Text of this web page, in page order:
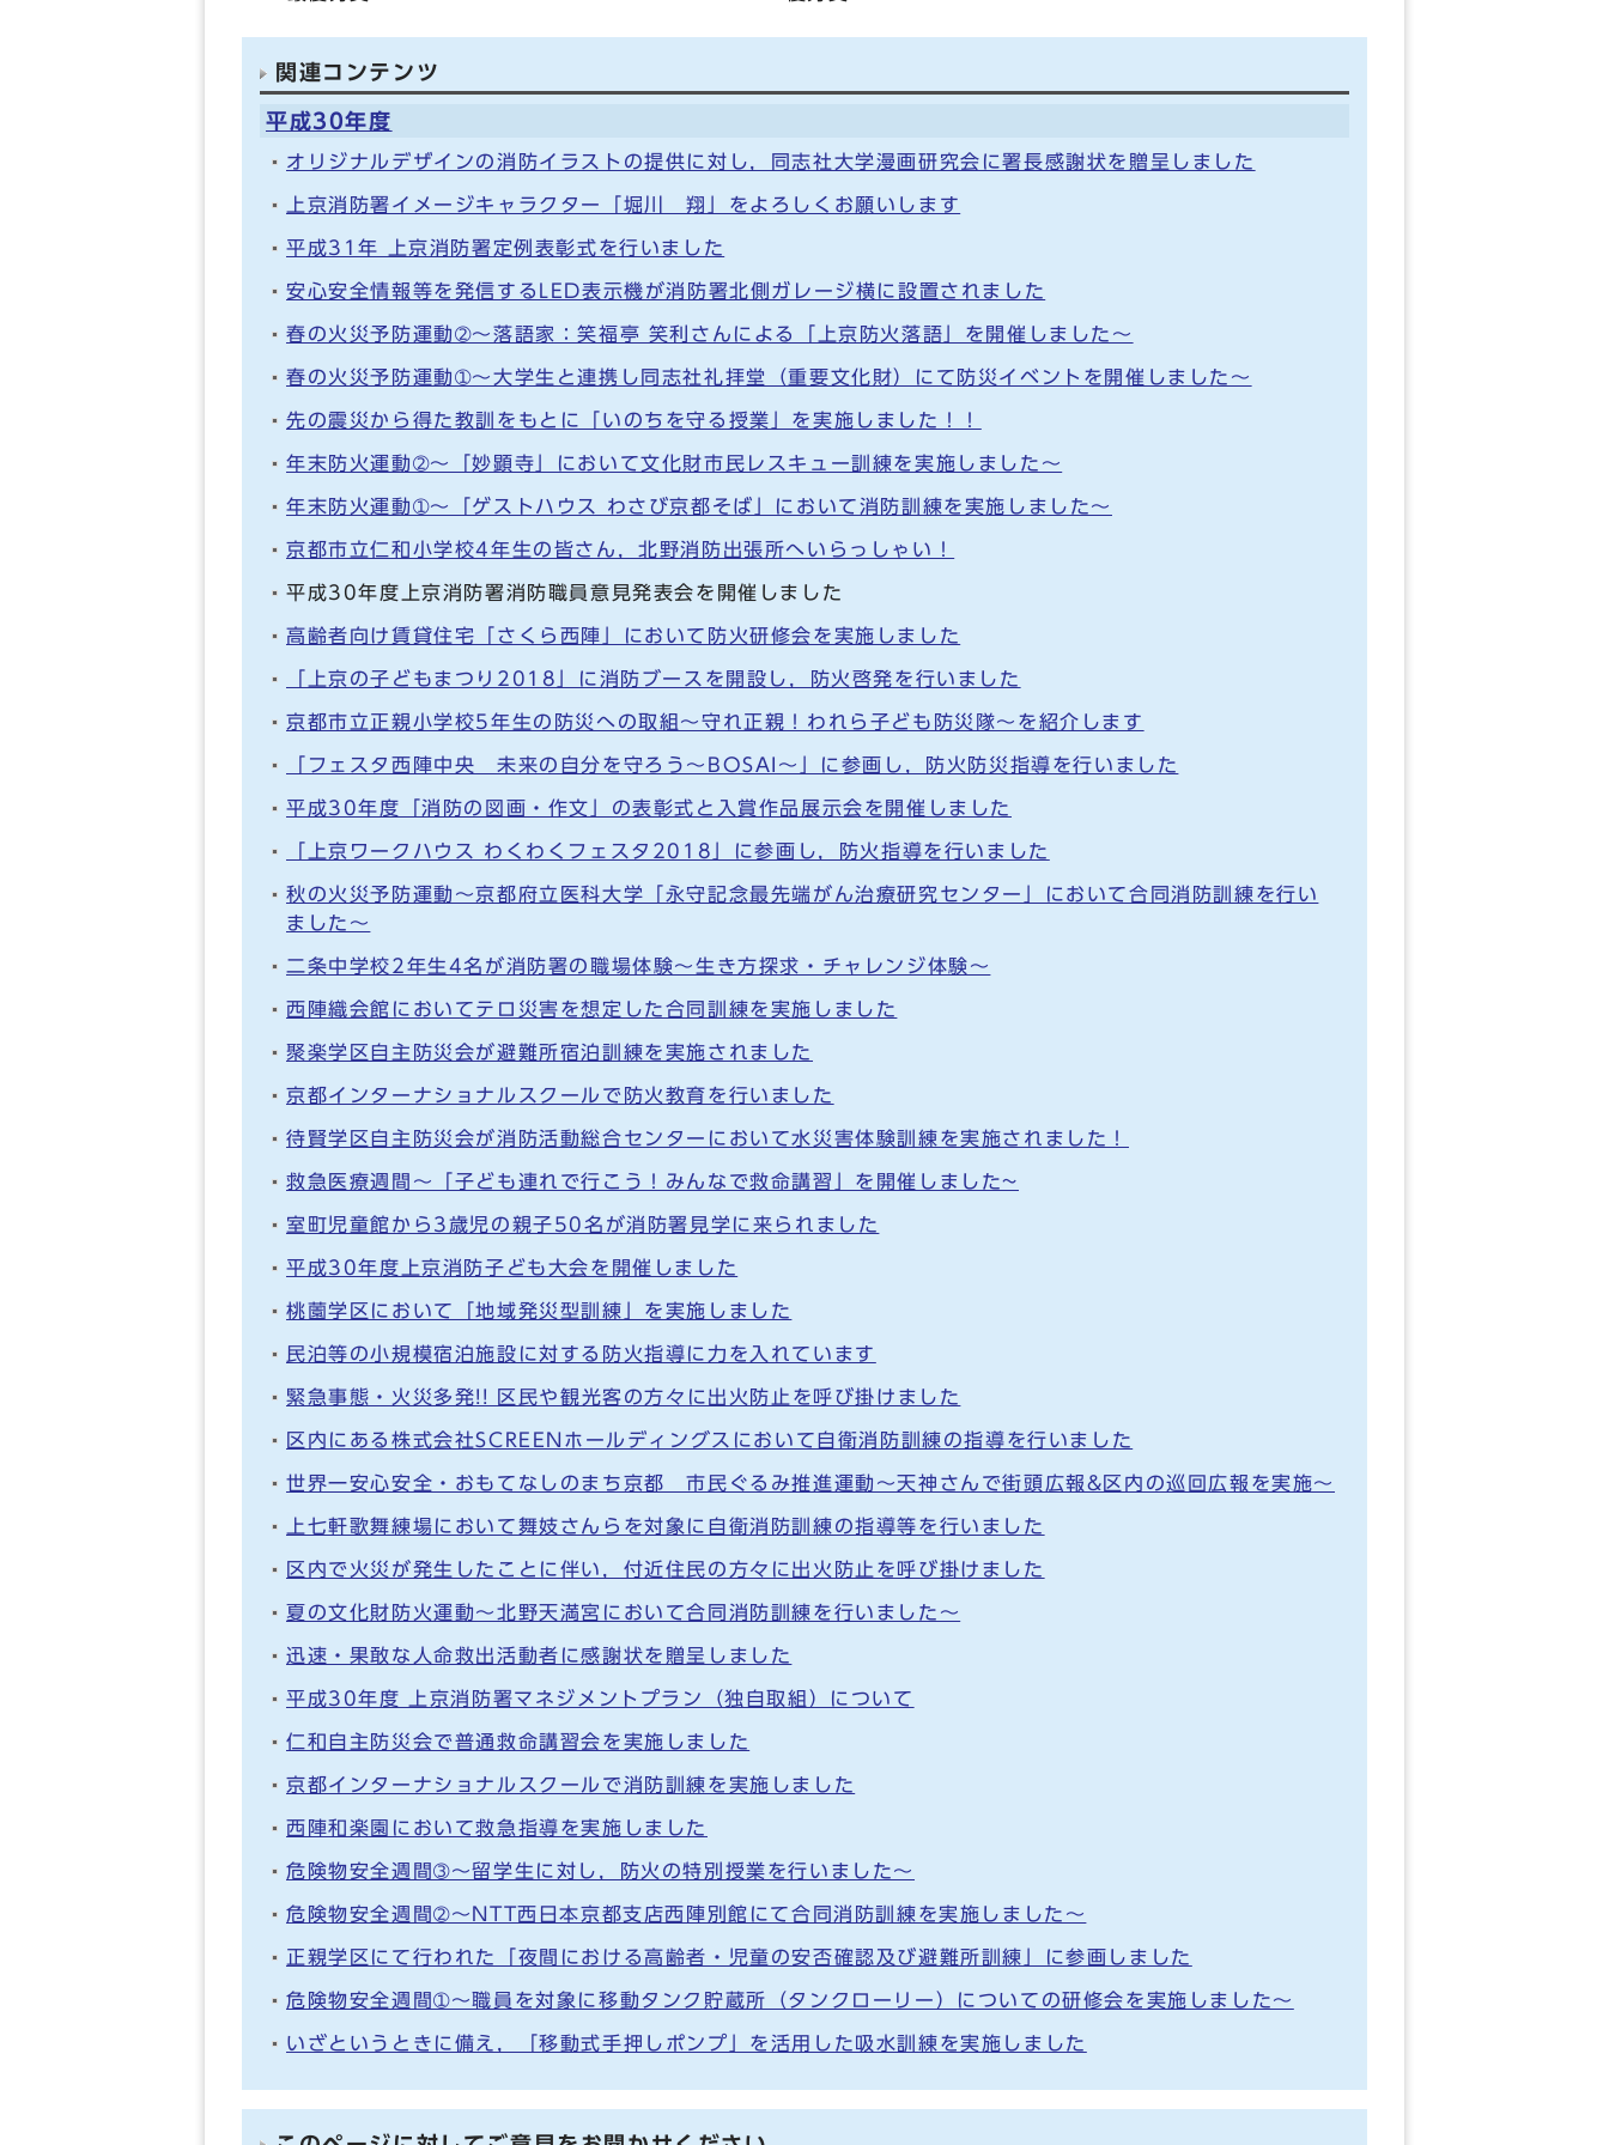
関連コンテンツ
平成30年度
オリジナルデザインの消防イラストの提供に対し，同志社大学漫画研究会に署長感謝状を贈呈しました
上京消防署イメージキャラクター「堀川 翔」をよろしくお願いします
平成31年 上京消防署定例表彰式を行いました
安心安全情報等を発信するLED表示機が消防署北側ガレージ横に設置されました
春の火災予防運動➁～落語家：笑福亭 笑利さんによる「上京防火落語」を開催しました～
春の火災予防運動➀～大学生と連携し同志社礼拝堂（重要文化財）にて防災イベントを開催しました～
先の震災から得た教訓をもとに「いのちを守る授業」を実施しました！！
年末防火運動➁～「妙顕寺」において文化財市民レスキュー訓練を実施しました～
年末防火運動➀～「ゲストハウス わさび京都そば」において消防訓練を実施しました～
京都市立仁和小学校4年生の皆さん，北野消防出張所へいらっしゃい！
平成30年度上京消防署消防職員意見発表会を開催しました
高齢者向け賃貸住宅「さくら西陣」において防火研修会を実施しました
「上京の子どもまつり2018」に消防ブースを開設し，防火啓発を行いました
京都市立正親小学校5年生の防災への取組～守れ正親！われら子ども防災隊～を紹介します
「フェスタ西陣中央 未来の自分を守ろう～BOSAI～」に参画し，防火防災指導を行いました
平成30年度「消防の図画・作文」の表彰式と入賞作品展示会を開催しました
「上京ワークハウス わくわくフェスタ2018」に参画し，防火指導を行いました
秋の火災予防運動～京都府立医科大学「永守記念最先端がん治療研究センター」において合同消防訓練を行い
ました～
二条中学校2年生4名が消防署の職場体験～生き方探求・チャレンジ体験～
西陣織会館においてテロ災害を想定した合同訓練を実施しました
聚楽学区自主防災会が避難所宿泊訓練を実施されました
京都インターナショナルスクールで防火教育を行いました
待賢学区自主防災会が消防活動総合センターにおいて水災害体験訓練を実施されました！
救急医療週間～「子ども連れで行こう！みんなで救命講習」を開催しました~
室町児童館から3歳児の親子50名が消防署見学に来られました
平成30年度上京消防子ども大会を開催しました
桃薗学区において「地域発災型訓練」を実施しました
民泊等の小規模宿泊施設に対する防火指導に力を入れています
緊急事態・火災多発!! 区民や観光客の方々に出火防止を呼び掛けました
区内にある株式会社SCREENホールディングスにおいて自衛消防訓練の指導を行いました
世界一安心安全・おもてなしのまち京都 市民ぐるみ推進運動～天神さんで街頭広報&区内の巡回広報を実施～
上七軒歌舞練場において舞妓さんらを対象に自衛消防訓練の指導等を行いました
区内で火災が発生したことに伴い，付近住民の方々に出火防止を呼び掛けました
夏の文化財防火運動～北野天満宮において合同消防訓練を行いました～
迅速・果敢な人命救出活動者に感謝状を贈呈しました
平成30年度 上京消防署マネジメントプラン（独自取組）について
仁和自主防災会で普通救命講習会を実施しました
京都インターナショナルスクールで消防訓練を実施しました
西陣和楽園において救急指導を実施しました
危険物安全週間➂～留学生に対し，防火の特別授業を行いました～
危険物安全週間➁～NTT西日本京都支店西陣別館にて合同消防訓練を実施しました～
正親学区にて行われた「夜間における高齢者・児童の安否確認及び避難所訓練」に参画しました
危険物安全週間➀～職員を対象に移動タンク貯蔵所（タンクローリー）についての研修会を実施しました～
いざというときに備え，「移動式手押しポンプ」を活用した吸水訓練を実施しました